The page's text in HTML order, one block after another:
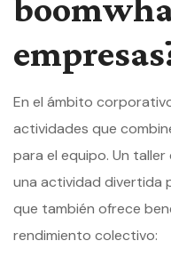
En el ámbito
actividades que
para el equipo. Un
una actividad divertida
que también ofrece
rendimiento colectivo: